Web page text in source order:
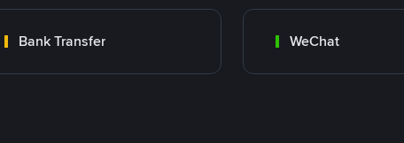
Bank Transfer WeChat